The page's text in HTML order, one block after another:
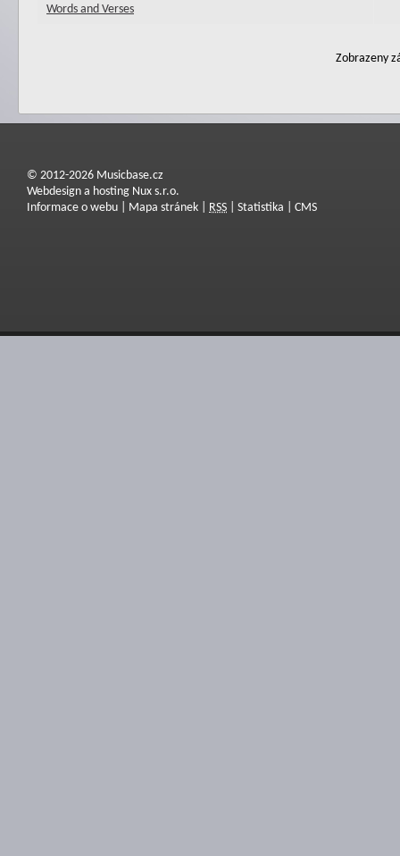
Words and Verses
Zobrazeny
© 2012-2026 Musicbase.cz
Webdesign a hosting Nux s.r.o.
Informace o webu
Mapa stránek RSS Statistika CMS